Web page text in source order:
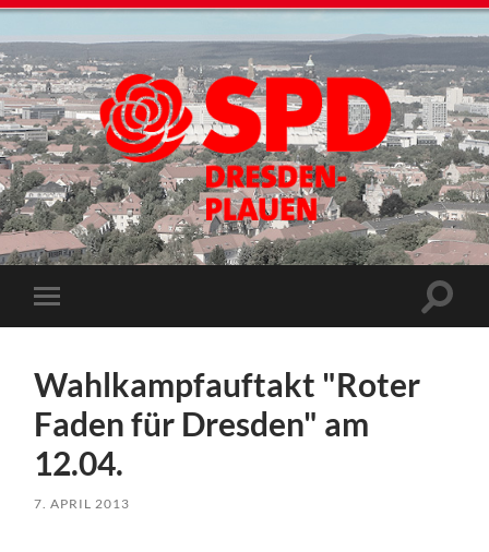
Wahlkampfauftakt "Roter
Faden für Dresden" am
12.04.
7. APRIL 2013